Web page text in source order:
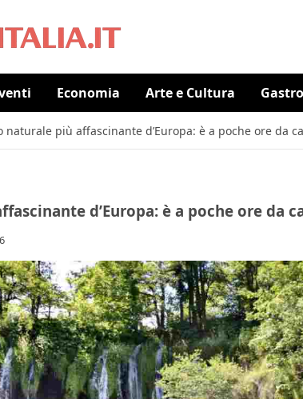
Economia Arte e Cultura
naturale più affascinante d’Europa: è a poche ore da
d’Europa: è a poche ore da